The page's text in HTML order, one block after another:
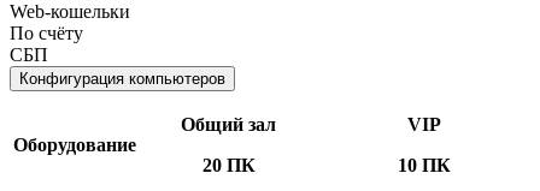
Web-кошельки
По счёту
СБП
Конфигурация компьютеров
Оборудование
Общий зал
20 ПК
VIP
10 ПК